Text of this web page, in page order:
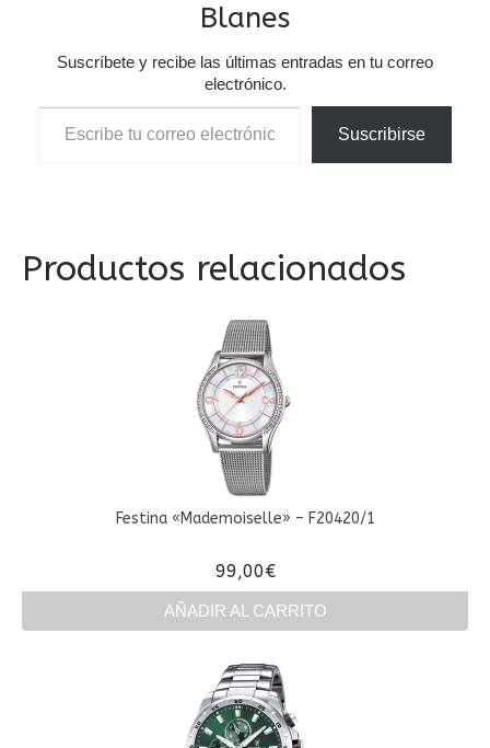
Blanes
Suscríbete y recibe las últimas entradas en tu correo
electrónico.
Escribe tu correo electrónico…
Suscribirse
Productos relacionados
Festina «Mademoiselle» – F20420/1
99,00€
AÑADIR AL CARRITO